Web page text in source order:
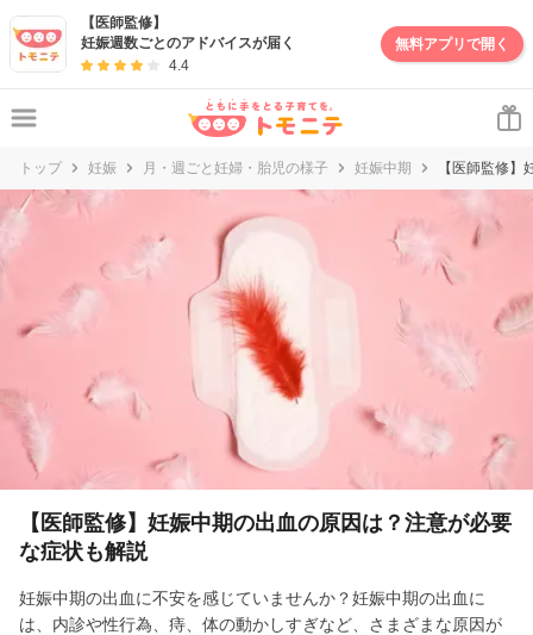
【医師監修】
妊娠週数ごとのアドバイスが届く
4.4
無料アプリで開く
トップ 妊娠 月・週ごと妊婦・胎児の様子 妊娠中期 【医師監修
【医師監修】妊娠中期の出血の原因は？注意が必要
な症状も解説
妊娠中期の出血に不安を感じていませんか？妊娠中期の出血に
は、内診や性行為、痔、体の動かしすぎなど、さまざまな原因が